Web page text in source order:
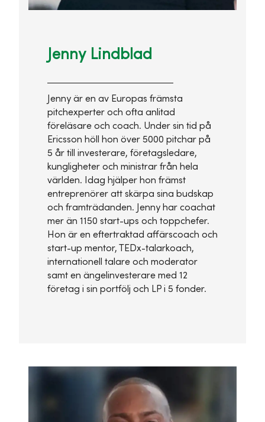
Jenny Lindblad
Jenny är en av Europas främsta
pitchexperter och ofta anlitad
föreläsare och coach. Under sin tid på
Ericsson höll hon över 5000 pitchar på
5 år till investerare, företagsledare,
kungligheter och ministrar från hela
världen. Idag hjälper hon främst
entreprenörer att skärpa sina budskap
och framträdanden. Jenny har coachat
mer än 1150 start-ups och toppchefer.
Hon är en eftertraktad affärscoach och
start-up mentor, TEDx-talarkoach,
internationell talare och moderator
samt en ängelinvesterare med 12
företag i sin portfölj och LP i 5 fonder.